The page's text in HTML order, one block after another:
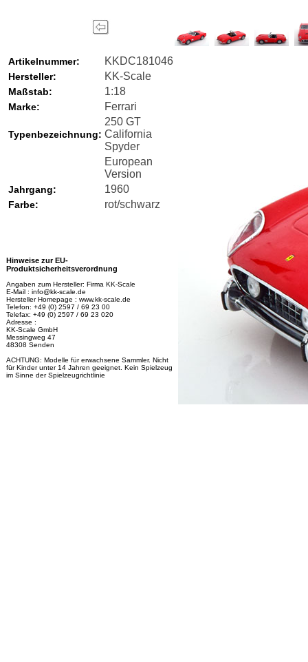
Artikelnummer: KKDC181046
Hersteller: KK-Scale
Maßstab: 1:18
Marke: Ferrari
Typenbezeichnung:
250 GT
California
Spyder
European
Version
Jahrgang: 1960
Farbe: rot/schwarz
Hinweise zur EU-
Produktsicherheitsverordnung
Angaben zum Hersteller: Firma KK-Scale
E-Mail : info@kk-scale.de
Hersteller Homepage : www.kk-scale.de
Telefon: +49 (0) 2597 / 69 23 00
Telefax: +49 (0) 2597 / 69 23 020
Adresse :
KK-Scale GmbH
Messingweg 47
48308 Senden
ACHTUNG: Modelle für erwachsene Sammler. Nicht
für Kinder unter 14 Jahren geeignet. Kein Spielzeug
im Sinne der Spielzeugrichtlinie